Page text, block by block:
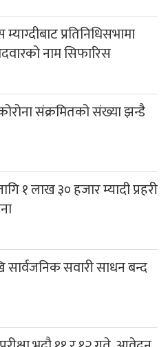
संक्रमितको संख्या झन्डै
१ लाख ३० हजार म्यादी प्रहरी
सवारी साधन बन्द